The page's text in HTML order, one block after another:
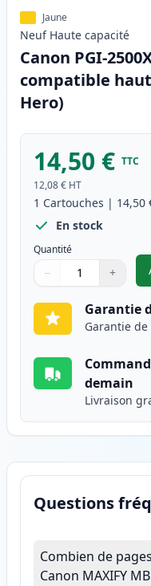
Jaune
Neuf Haute capacité
Canon PGI-
compatible
Hero)
14,50 € TTC
12,08 € HT
1 Cartouches | 14,50
En stock
Quantité
Quantité
Utilisez les boutons
− +
Quantité
Garantie
Garantie
demain
Livraison
Questions
Combien de
Canon MAXIFY